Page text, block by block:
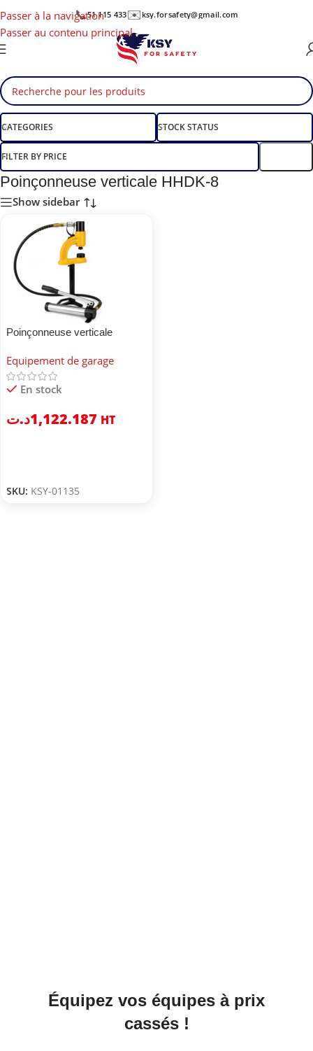
Passer à la navigation
Passer au contenu principal
📞51 115 433✉️ ksy.forsafety@gmail.com
CATEGORIES STOCK STATUS
FILTER BY PRICE
Poinçonneuse verticale HHDK-8
Show sidebar
Poinçonneuse verticale
Equipement de garage
En stock
1,122.187د.ت HT
SKU: KSY-01135
Équipez vos équipes à prix
cassés !